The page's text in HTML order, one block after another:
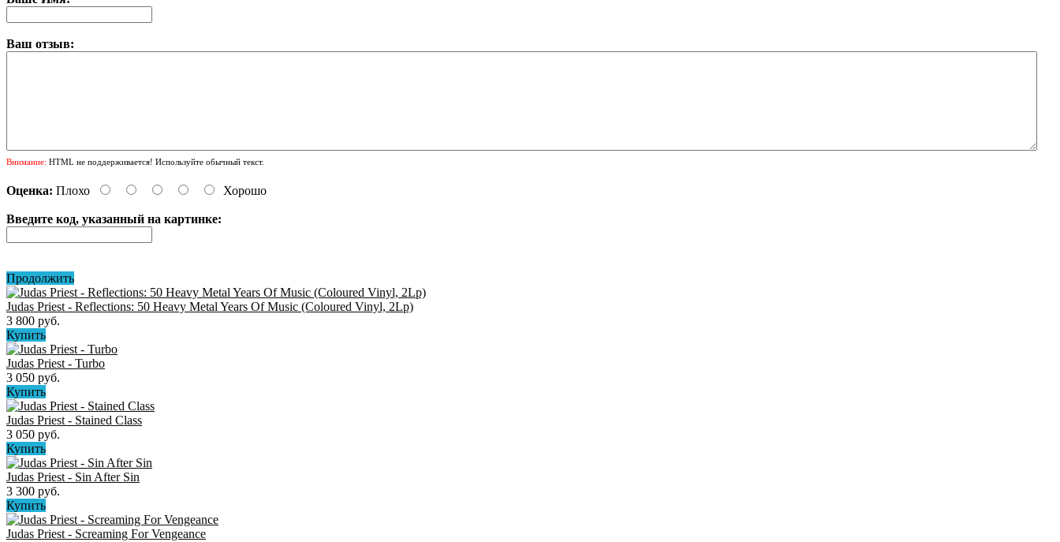
Ваш отзыв:
Внимание: HTML не поддерживается! Используйте обычный текст.
Оценка: Плохо Хорошо
Введите код, указанный на картинке:
Продолжить
Judas Priest - Reflections: 50 Heavy Metal Years Of Music (Coloured Vinyl, 2Lp)
3 800 руб.
Купить
Judas Priest - Turbo
3 050 руб.
Купить
Judas Priest - Stained Class
3 050 руб.
Купить
Judas Priest - Sin After Sin
3 300 руб.
Купить
Judas Priest - Screaming For Vengeance